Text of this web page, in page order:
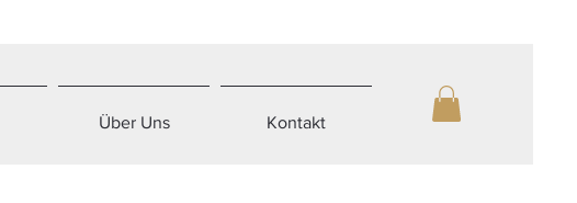
Über Uns Kontakt